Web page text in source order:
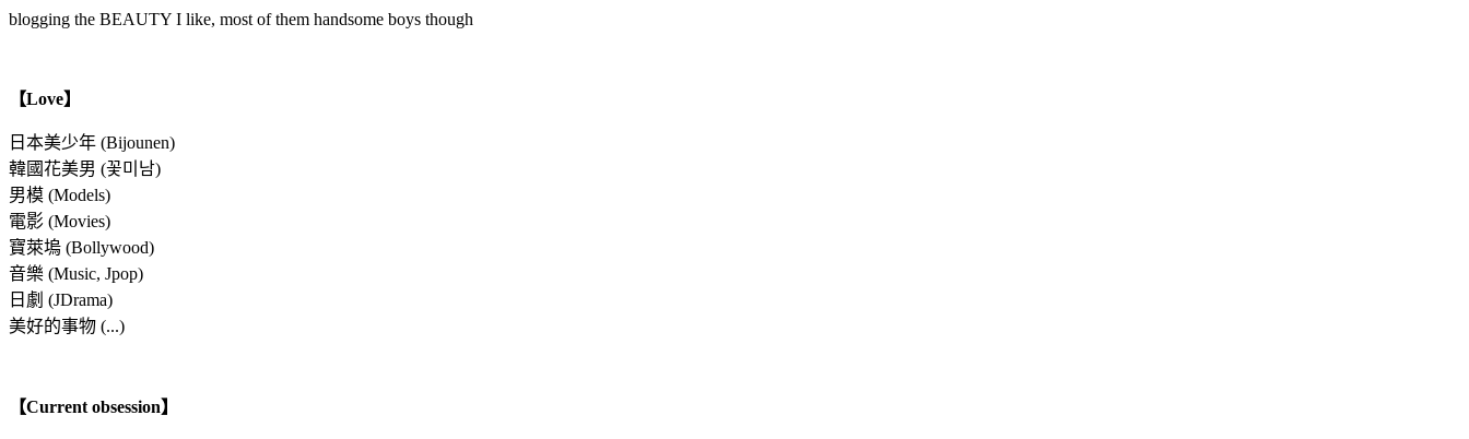
blogging the BEAUTY I like, most of them handsome boys though
【Love】
日本美少年 (Bijounen)
韓國花美男 (꽃미남)
男模 (Models)
電影 (Movies)
寶萊塢 (Bollywood)
音樂 (Music, Jpop)
日劇 (JDrama)
美好的事物 (...)
【Current obsession】